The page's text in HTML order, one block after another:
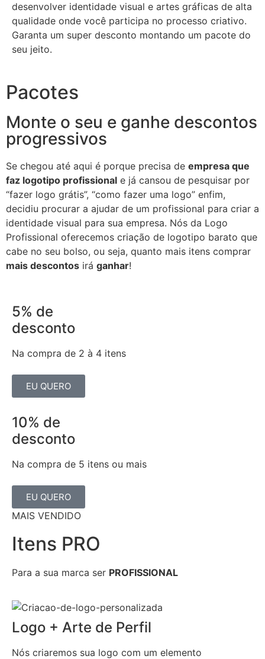
desenvolver identidade visual e artes gráficas de alta
qualidade onde você participa no processo criativo.
Garanta um super desconto montando um pacote do
seu jeito.
Pacotes
Monte o seu e ganhe descontos
progressivos
Se chegou até aqui é porque precisa de empresa que
faz logotipo profissional e já cansou de pesquisar por
“fazer logo grátis”, “como fazer uma logo” enfim,
decidiu procurar a ajudar de um profissional para criar a
identidade visual para sua empresa. Nós da Logo
Profissional oferecemos criação de logotipo barato que
cabe no seu bolso, ou seja, quanto mais itens comprar
mais descontos irá ganhar!
5% de
desconto
Na compra de 2 à 4 itens
EU QUERO
10% de
desconto
Na compra de 5 itens ou mais
EU QUERO
MAIS VENDIDO
Itens PRO
Para a sua marca ser PROFISSIONAL
Logo + Arte de Perfil
Nós criaremos sua logo com um elemento